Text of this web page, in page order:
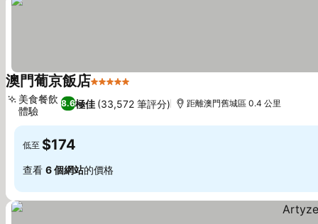
澳門葡京飯店5 星級
8.6極佳 (33,572 筆評分)
美食餐飲
體驗
距離澳門舊城區 0.4 公里
低至 $174
查看 6 個網站的價格